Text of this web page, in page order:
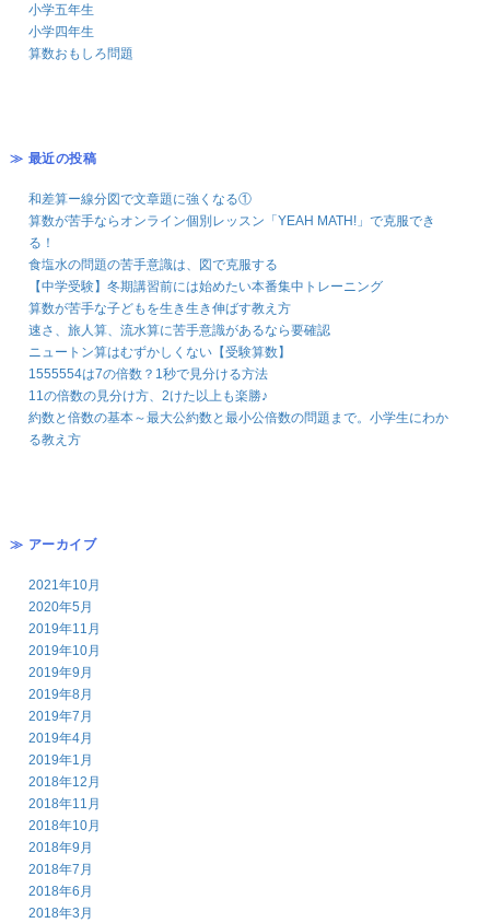
小学五年生
小学四年生
算数おもしろ問題
≫ 最近の投稿
和差算ー線分図で文章題に強くなる①
算数が苦手ならオンライン個別レッスン「YEAH MATH!」で克服でき
る！
食塩水の問題の苦手意識は、図で克服する
【中学受験】冬期講習前には始めたい本番集中トレーニング
算数が苦手な子どもを生き生き伸ばす教え方
速さ、旅人算、流水算に苦手意識があるなら要確認
ニュートン算はむずかしくない【受験算数】
1555554は7の倍数？1秒で見分ける方法
11の倍数の見分け方、2けた以上も楽勝♪
約数と倍数の基本～最大公約数と最小公倍数の問題まで。小学生にわか
る教え方
≫ アーカイブ
2021年10月
2020年5月
2019年11月
2019年10月
2019年9月
2019年8月
2019年7月
2019年4月
2019年1月
2018年12月
2018年11月
2018年10月
2018年9月
2018年7月
2018年6月
2018年3月